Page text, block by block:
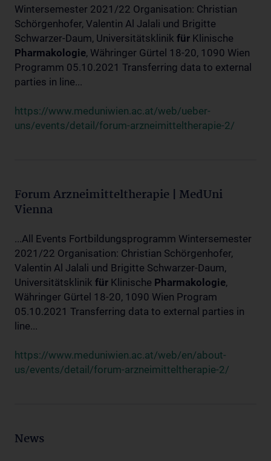
Wintersemester 2021/22 Organisation: Christian
Schörgenhofer, Valentin Al Jalali und Brigitte
Schwarzer-Daum, Universitätsklinik für Klinische
Pharmakologie, Währinger Gürtel 18-20, 1090 Wien
Programm 05.10.2021 Transferring data to external
parties in line...
https://www.meduniwien.ac.at/web/ueber-
uns/events/detail/forum-arzneimitteltherapie-2/
Forum Arzneimitteltherapie | MedUni
Vienna
...All Events Fortbildungsprogramm Wintersemester
2021/22 Organisation: Christian Schörgenhofer,
Valentin Al Jalali und Brigitte Schwarzer-Daum,
Universitätsklinik für Klinische Pharmakologie,
Währinger Gürtel 18-20, 1090 Wien Program
05.10.2021 Transferring data to external parties in
line...
https://www.meduniwien.ac.at/web/en/about-
us/events/detail/forum-arzneimitteltherapie-2/
News